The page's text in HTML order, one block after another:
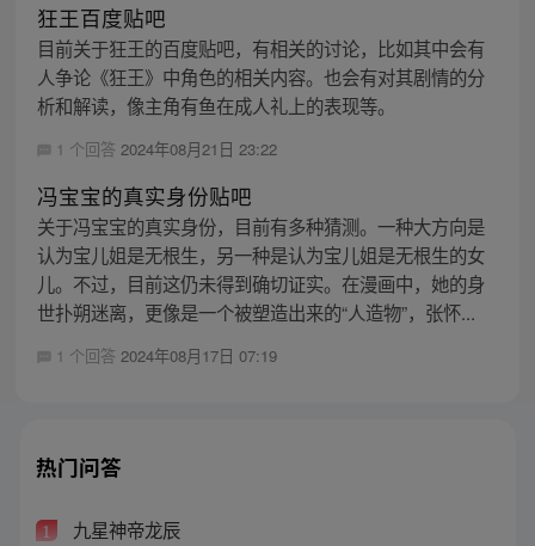
狂王百度贴吧
目前关于狂王的百度贴吧，有相关的讨论，比如其中会有
人争论《狂王》中角色的相关内容。也会有对其剧情的分
析和解读，像主角有鱼在成人礼上的表现等。
1 个回答 2024年08月21日 23:22
冯宝宝的真实身份贴吧
关于冯宝宝的真实身份，目前有多种猜测。一种大方向是
认为宝儿姐是无根生，另一种是认为宝儿姐是无根生的女
儿。不过，目前这仍未得到确切证实。在漫画中，她的身
世扑朔迷离，更像是一个被塑造出来的“人造物”，张怀...
1 个回答 2024年08月17日 07:19
热门问答
1 九星神帝龙辰